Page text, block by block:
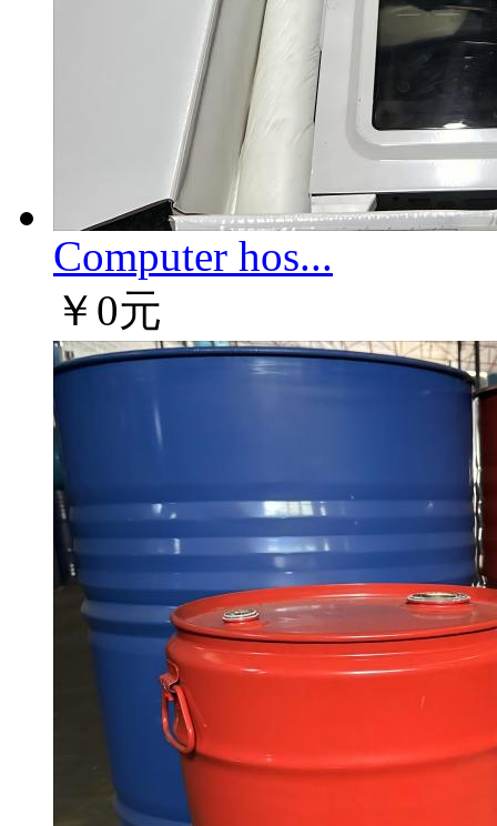
Computer hos...
￥0元